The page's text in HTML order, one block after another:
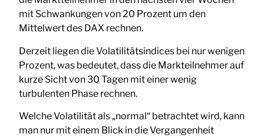
mit Schwankungen von 20 Prozent um den
Mittelwert des DAX rechnen.
Derzeit liegen die Volatilitätsindices bei nur wenigen
Prozent, was bedeutet, dass die Markteilnehmer auf
kurze Sicht von 30 Tagen mit einer wenig
turbulenten Phase rechnen.
Welche Volatilität als „normal“ betrachtet wird, kann
man nur mit einem Blick in die Vergangenheit